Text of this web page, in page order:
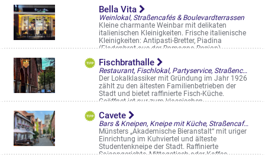
Bella Vita
Weinlokal, Straßencafés & Boulevardterrassen
Kleine charmante Weinbar mit delikaten
italienischen Kleinigkeiten. Frische italienische
Kleinigkeiten: Antipasti-Bretter, Piadina
(Fladenbrot aus der Romagna Region) ...
Fischbrathalle
Restaurant, Fischlokal, Partyservice, Straßencafés & Boulevardterrassen
Der Lokalklassiker mit Gründung im Jahr 1926
zählt zu den ältesten Familienbetrieben der
Stadt und bietet raffinierte Fisch-Küche.
Geöffnet ist nur zum klassischen ...
Schlaunstr. 8
Cavete
Bars & Kneipen, Kneipe mit Küche, Straßencafés & Boulevardterrassen
Münsters „Akademische Bieranstalt“ mit uriger
Einrichtung im Kuhviertel und älteste
Studentenkneipe der Stadt. Raffinierte
Saisongerichte, Mittagstisch oder Kaffee ...